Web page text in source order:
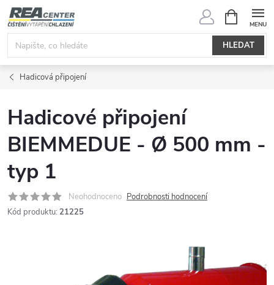
Přejít
na
obsah
HLEDAT
NÁKUPNÍ
KOŠÍK
Hadicová připojení
Hadicové připojení
BIEMMEDUE - Ø 500 mm -
typ 1
Neohodnoceno Podrobnosti hodnocení
Kód produktu: 21225